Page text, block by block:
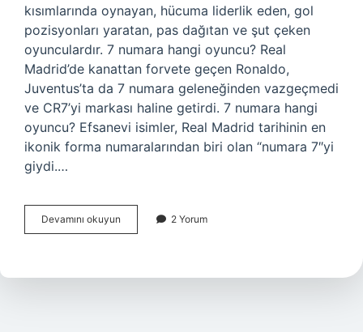
kısımlarında oynayan, hücuma liderlik eden, gol
pozisyonları yaratan, pas dağıtan ve şut çeken
oyunculardır. 7 numara hangi oyuncu? Real
Madrid’de kanattan forvete geçen Ronaldo,
Juventus’ta da 7 numara geleneğinden vazgeçmedi
ve CR7’yi markası haline getirdi. 7 numara hangi
oyuncu? Efsanevi isimler, Real Madrid tarihinin en
ikonik forma numaralarından biri olan “numara 7″yi
giydi.…
Devamını okuyun
Numara
Oynar
2 Yorum